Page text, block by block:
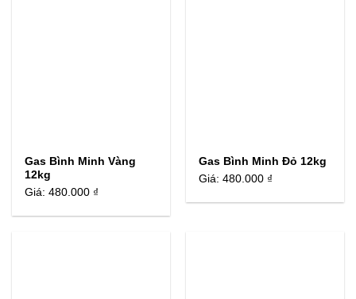
Gas Bình Minh Vàng
12kg
Giá:480.000 ₫
Gas Bình Minh Đỏ 12kg
Giá:480.000 ₫